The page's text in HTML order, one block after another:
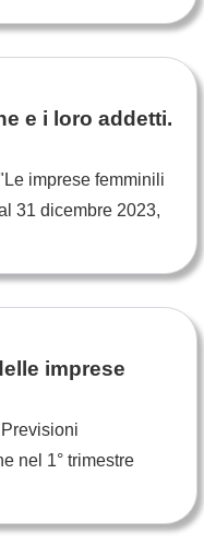
e i loro addetti.
imprese femminili
31 dicembre 2023,
imprese
nel 1° trimestre